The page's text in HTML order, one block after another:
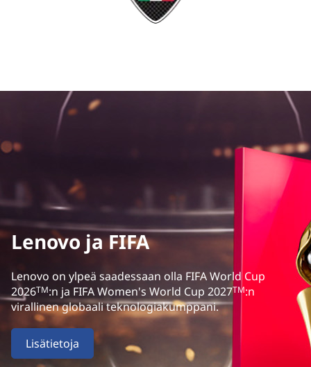
Lenovo ja FIFA
Lenovo on ylpeä saadessaan olla FIFA World Cup
2026TM:n ja FIFA Women's World Cup 2027TM:n
virallinen globaali teknologiakumppani.
Lisätietoja